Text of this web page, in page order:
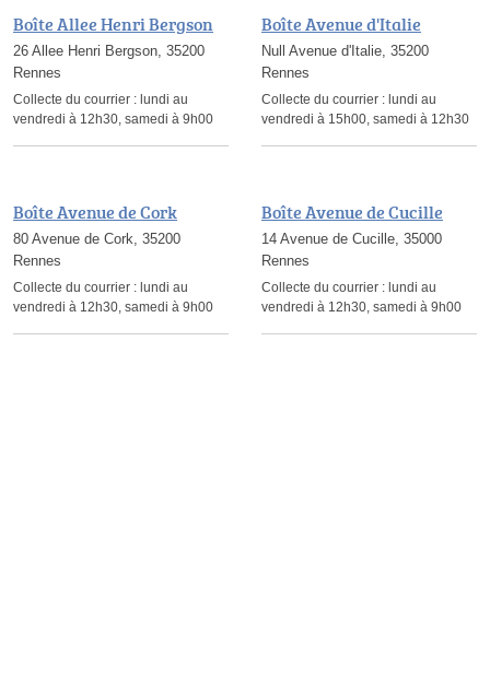
Boîte Allee Henri Bergson
26 Allee Henri Bergson, 35200
Rennes
Collecte du courrier : lundi au
vendredi à 12h30, samedi à 9h00
Boîte Avenue d'Italie
Null Avenue d'Italie, 35200
Rennes
Collecte du courrier : lundi au
vendredi à 15h00, samedi à 12h30
Boîte Avenue de Cork
80 Avenue de Cork, 35200
Rennes
Collecte du courrier : lundi au
vendredi à 12h30, samedi à 9h00
Boîte Avenue de Cucille
14 Avenue de Cucille, 35000
Rennes
Collecte du courrier : lundi au
vendredi à 12h30, samedi à 9h00